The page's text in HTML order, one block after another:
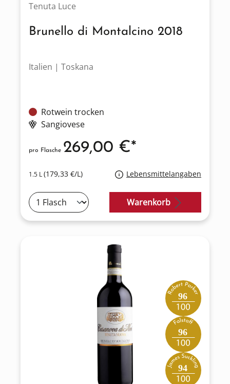
Tenuta Luce
Brunello di Montalcino 2018
Italien | Toskana
Rotwein trocken
Sangiovese
1.5 L(179,33 €/L) Lebensmittelangaben
pro Flasche 269,00 €*
Warenkorb
96
96
94